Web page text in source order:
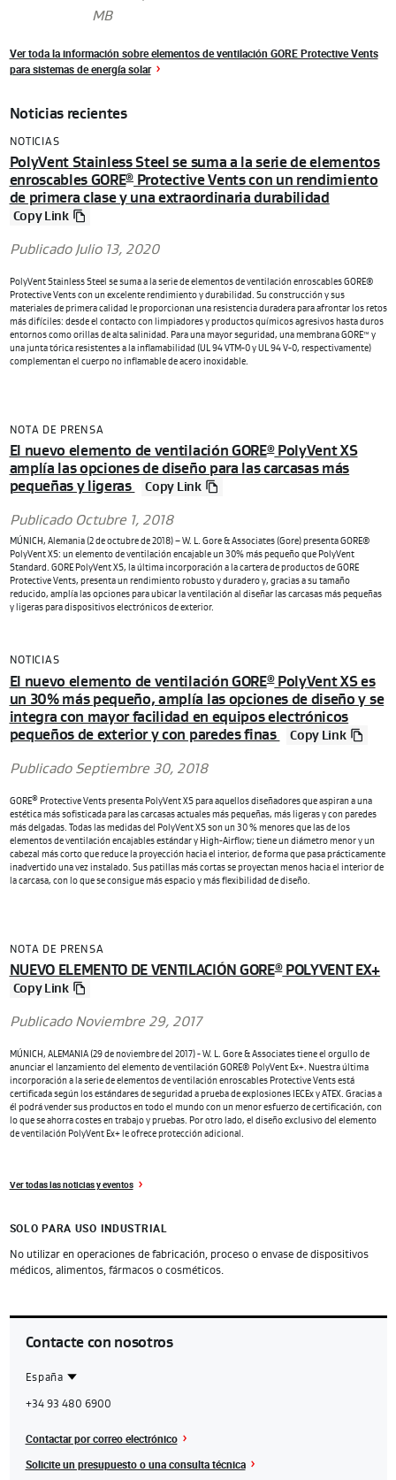
MB
Ver toda la información sobre elementos de ventilación GORE Protective Vents
para sistemas de energía solar
Noticias recientes
NOTICIAS
PolyVent Stainless Steel se suma a la serie de elementos
enroscables GORE®
Protective Vents con un rendimiento
de primera clase y una extraordinaria durabilidad
Copy Link
Publicado Julio 13, 2020
PolyVent Stainless Steel se suma a la serie de elementos de ventilación enroscables GORE®
Protective Vents con un excelente rendimiento y durabilidad. Su construcción y sus
materiales de primera calidad le proporcionan una resistencia duradera para afrontar los retos
más difíciles: desde el contacto con limpiadores y productos químicos agresivos hasta duros
entornos como orillas de alta salinidad. Para una mayor seguridad, una membrana GORE™ y
una junta tórica resistentes a la inflamabilidad (UL 94 VTM-0 y UL 94 V-0, respectivamente)
complementan el cuerpo no inflamable de acero inoxidable.
NOTA DE PRENSA
El nuevo elemento de ventilación GORE®PolyVent XS
amplía las opciones de diseño para las carcasas más
pequeñas y ligeras
Copy Link
Publicado Octubre 1, 2018
MÚNICH, Alemania (2 de octubre de 2018) – W. L. Gore & Associates (Gore) presenta GORE®
PolyVent XS: un elemento de ventilación encajable un 30% más pequeño que PolyVent
Standard. GORE PolyVent XS, la última incorporación a la cartera de productos de GORE
Protective Vents, presenta un rendimiento robusto y duradero y, gracias a su tamaño
reducido, amplía las opciones para ubicar la ventilación al diseñar las carcasas más pequeñas
y ligeras para dispositivos electrónicos de exterior.
NOTICIAS
El nuevo elemento de ventilación GORE®PolyVent XS es
un 30% más pequeño, amplía las opciones de diseño y se
integra con mayor facilidad en equipos electrónicos
pequeños de exterior y con paredes finas
Copy Link
Publicado Septiembre 30, 2018
GORE®Protective Vents presenta PolyVent XS para aquellos diseñadores que aspiran a una
estética más sofisticada para las carcasas actuales más pequeñas, más ligeras y con paredes
más delgadas. Todas las medidas del PolyVent XS son un 30 % menores que las de los
elementos de ventilación encajables estándar y High-Airflow; tiene un diámetro menor y un
cabezal más corto que reduce la proyección hacia el interior, de forma que pasa prácticamente
inadvertido una vez instalado. Sus patillas más cortas se proyectan menos hacia el interior de
la carcasa, con lo que se consigue más espacio y más flexibilidad de diseño.
NOTA DE PRENSA
NUEVO ELEMENTO DE VENTILACIÓN GORE®POLYVENT EX+
Copy Link
Publicado Noviembre 29, 2017
MÚNICH, ALEMANIA (29 de noviembre del 2017) - W. L. Gore & Associates tiene el orgullo de
anunciar el lanzamiento del elemento de ventilación GORE® PolyVent Ex+. Nuestra última
incorporación a la serie de elementos de ventilación enroscables Protective Vents está
certificada según los estándares de seguridad a prueba de explosiones IECEx y ATEX. Gracias a
él podrá vender sus productos en todo el mundo con un menor esfuerzo de certificación, con
lo que se ahorra costes en trabajo y pruebas. Por otro lado, el diseño exclusivo del elemento
de ventilación PolyVent Ex+ le ofrece protección adicional.
Ver todas las noticias y eventos
SOLO PARA USO INDUSTRIAL
No utilizar en operaciones de fabricación, proceso o envase de dispositivos
médicos, alimentos, fármacos o cosméticos.
Contacte con nosotros
España
Contact
Spain
+34 93 480 6900
Contactar por correo electrónico
Solicite un presupuesto o una consulta técnica